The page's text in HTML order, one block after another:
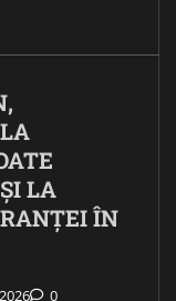
LA
ÎN
0